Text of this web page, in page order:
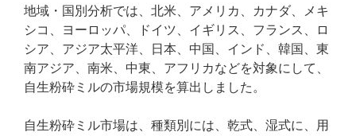
地域・国別分析では、北米、アメリカ、カナダ、メキ
シコ、ヨーロッパ、ドイツ、イギリス、フランス、ロ
シア、アジア太平洋、日本、中国、インド、韓国、東
南アジア、南米、中東、アフリカなどを対象にして、
自生粉砕ミルの市場規模を算出しました。
自生粉砕ミル市場は、種類別には、乾式、湿式に、用